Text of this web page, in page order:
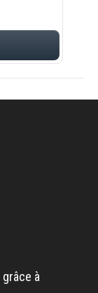
grâce à